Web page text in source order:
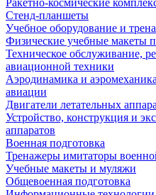
Ракетно-космические
Стенд-планшеты
Учебное оборудование и
Физические учебные макеты
Техническое обслуживание,
авиационной техники
Аэродинамика и
авиации
Двигатели летательных
Устройство, конструкция и
аппаратов
Военная подготовка
Тренажеры имитаторы
Учебные макеты и муляжи
Общевоенная подготовка